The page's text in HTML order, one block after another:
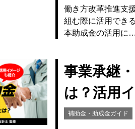
働き方改革推進支
組む際に活用でき
本助成金の活用に…
事業承継
は？活用
補助金・助成金ガイド